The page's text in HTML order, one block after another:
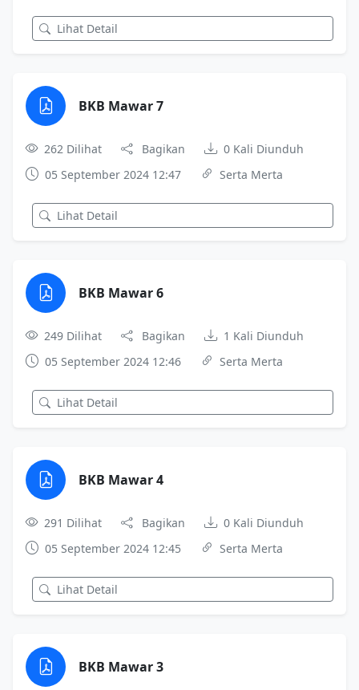
Lihat Detail
BKB Mawar 7
262 Dilihat Bagikan
0 Kali Diunduh
05 September 2024 12:47
Serta Merta
Lihat Detail
BKB Mawar 6
249 Dilihat Bagikan
1 Kali Diunduh
05 September 2024 12:46
Serta Merta
Lihat Detail
BKB Mawar 4
291 Dilihat Bagikan
0 Kali Diunduh
05 September 2024 12:45
Serta Merta
Lihat Detail
BKB Mawar 3